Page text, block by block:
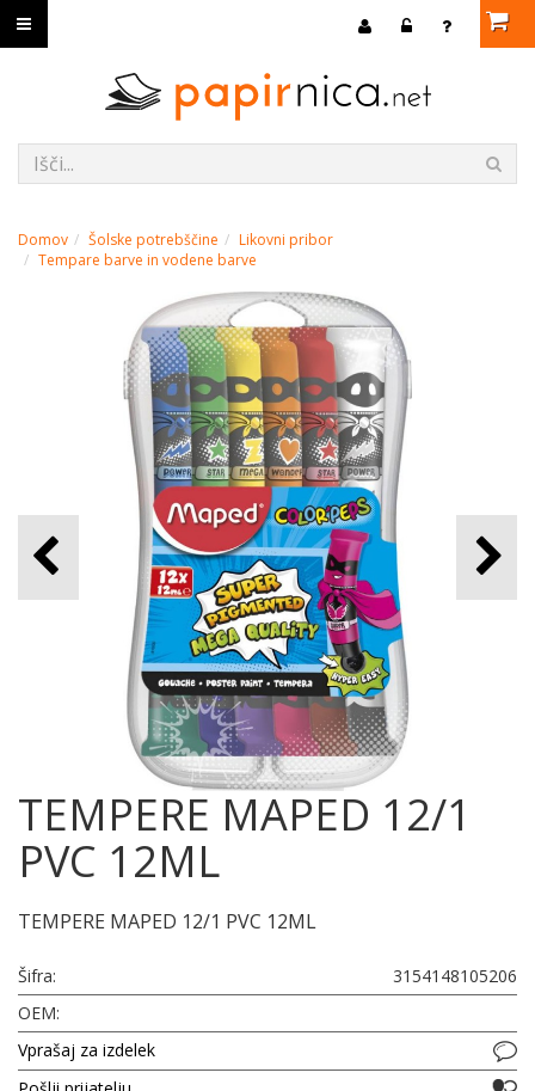
Domov Šolske potrebščine
Likovni pribor
Tempare barve in vodene barve
TEMPERE MAPED 12/1
PVC 12ML
TEMPERE MAPED 12/1 PVC 12ML
Šifra:
3154148105206
OEM:
Vprašaj za izdelek